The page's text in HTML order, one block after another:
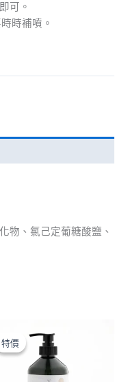
可。
時補噴。
物、氯己定葡糖酸鹽、
特價
特價 價
格：
$599.00。
格：
$399.00。